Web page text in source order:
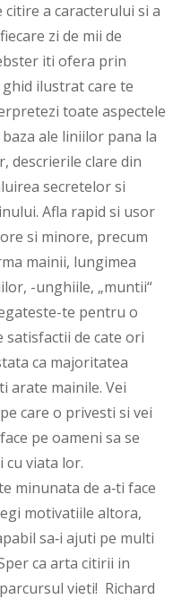
citire a caracterului si a
zi de mii de
iti ofera prin
ilustrat care te
toate aspectele
ale liniilor pana la
descrierile clare din
secretelor si
Afla rapid si usor
si minore, precum
mainii, lungimea
-unghiile, „muntii“
te pentru o
de cate ori
ca majoritatea
arate mainile. Vei
care o privesti si vei
pe oameni sa se
cu viata lor.
minunata de a‑ti face
motivatiile altora,
sa‑i ajuti pe multi
ca arta citirii in
vieti! Richard